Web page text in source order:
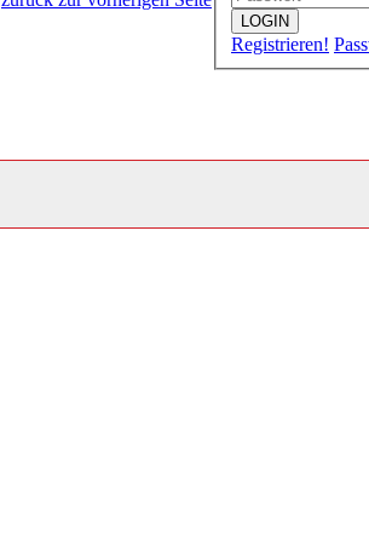
LOGIN
Registrieren!